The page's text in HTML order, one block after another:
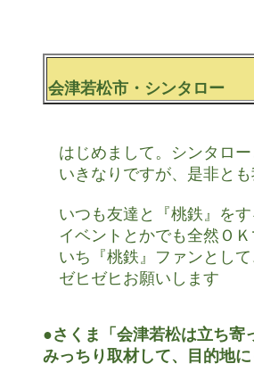
会津若松市・シンタロー
はじめまして。シンタロー
いきなりですが、是非と
いつも友達と『桃鉄』を
イベントとかでも全然ＯＫ
いち『桃鉄』ファンとし
ゼヒゼヒお願いします
●さくま「会津若松は立ち寄
みっちり取材して、目的地